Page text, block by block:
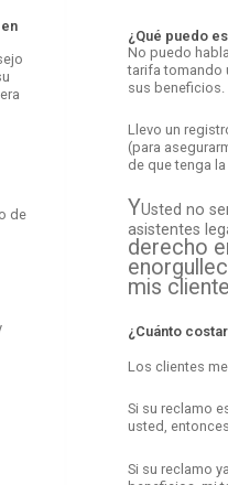
de
¿Qué puedo
No puedo
tarifa tomando
sus beneficios.
Llevo un
(para
de que tenga
YUsted no
asistentes
derecho
mis
¿Cuánto
Los clientes
Si su reclamo
usted,
Si su reclamo